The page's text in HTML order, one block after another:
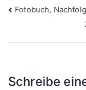
Fotobuch,
Schreibe